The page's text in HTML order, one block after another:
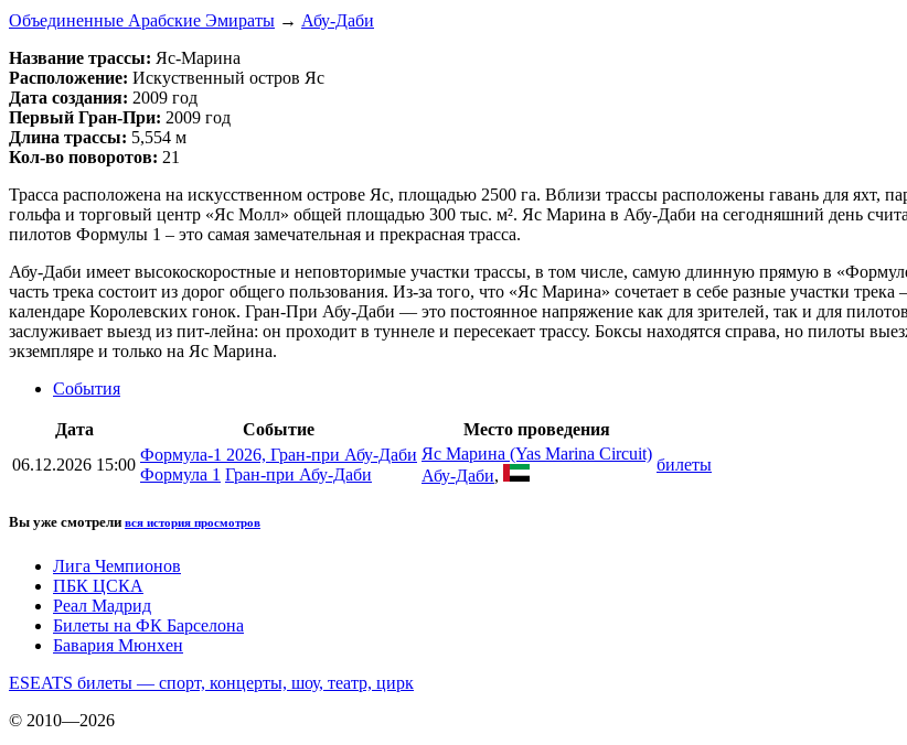
Объединенные Арабские Эмираты → Абу-Даби
Название трассы: Яс-Марина
Расположение: Искуственный остров Яс
Дата создания: 2009 год
Первый Гран-При: 2009 год
Длина трассы: 5,554 м
Кол-во поворотов: 21
Трасса расположена на искусственном острове Яс, площадью 2500 га. Вблизи трассы расположены гавань для яхт,
гольфа и торговый центр «Яс Молл» общей площадью 300 тыс. м². Яс Марина в Абу-Даби на сегодняшний день
пилотов Формулы 1 – это самая замечательная и прекрасная трасса.
Абу-Даби имеет высокоскоростные и неповторимые участки трассы, в том числе, самую длинную прямую в
часть трека состоит из дорог общего пользования. Из-за того, что «Яс Марина» сочетает в себе разные участки
календаре Королевских гонок. Гран-При Абу-Даби — это постоянное напряжение как для зрителей, так и для
заслуживает выезд из пит-лейна: он проходит в туннеле и пересекает трассу. Боксы находятся справа, но пилоты
экземпляре и только на Яс Марина.
События
Дата Событие
Место проведения
06.12.2026 15:00
Формула-1 2026, Гран-при Абу-Даби
Формула 1 Гран-при Абу-Даби
Яс Марина (Yas Marina Circuit)
Абу-Даби,
билеты
Вы уже смотрели вся история просмотров
Лига Чемпионов
ПБК ЦСКА
Реал Мадрид
Билеты на ФК Барселона
Бавария Мюнхен
ESEATS билеты — спорт, концерты, шоу, театр, цирк
© 2010—2026